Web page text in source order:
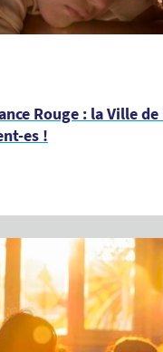
Rouge : la Ville
es !